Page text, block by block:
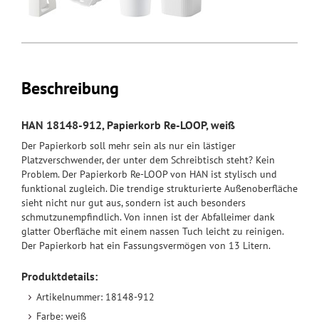
Beschreibung
HAN 18148-912, Papierkorb Re-LOOP, weiß
Der Papierkorb soll mehr sein als nur ein lästiger
Platzverschwender, der unter dem Schreibtisch steht? Kein
Problem. Der Papierkorb Re-LOOP von HAN ist stylisch und
funktional zugleich. Die trendige strukturierte Außenoberfläche
sieht nicht nur gut aus, sondern ist auch besonders
schmutzunempfindlich. Von innen ist der Abfalleimer dank
glatter Oberfläche mit einem nassen Tuch leicht zu reinigen.
Der Papierkorb hat ein Fassungsvermögen von 13 Litern.
Produktdetails:
Artikelnummer: 18148-912
Farbe: weiß